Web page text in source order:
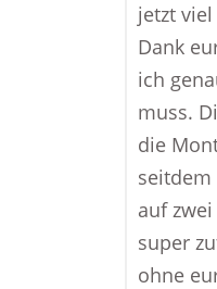
jetzt
Dank
ich
muss.
die
auf
super
ohne